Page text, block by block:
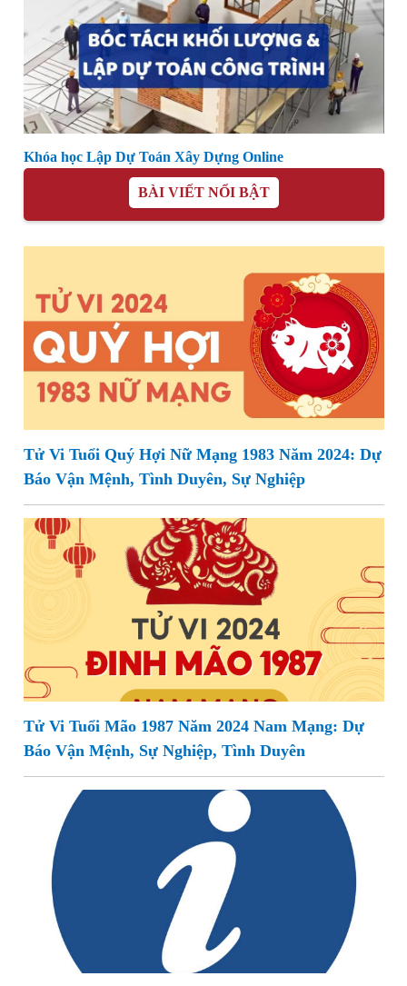
Khóa học Lập Dự Toán Xây Dựng Online
BÀI VIẾT NỔI BẬT
Tử Vi Tuổi Quý Hợi Nữ Mạng 1983 Năm 2024: Dự
Báo Vận Mệnh, Tình Duyên, Sự Nghiệp
Tử Vi Tuổi Mão 1987 Năm 2024 Nam Mạng: Dự
Báo Vận Mệnh, Sự Nghiệp, Tình Duyên